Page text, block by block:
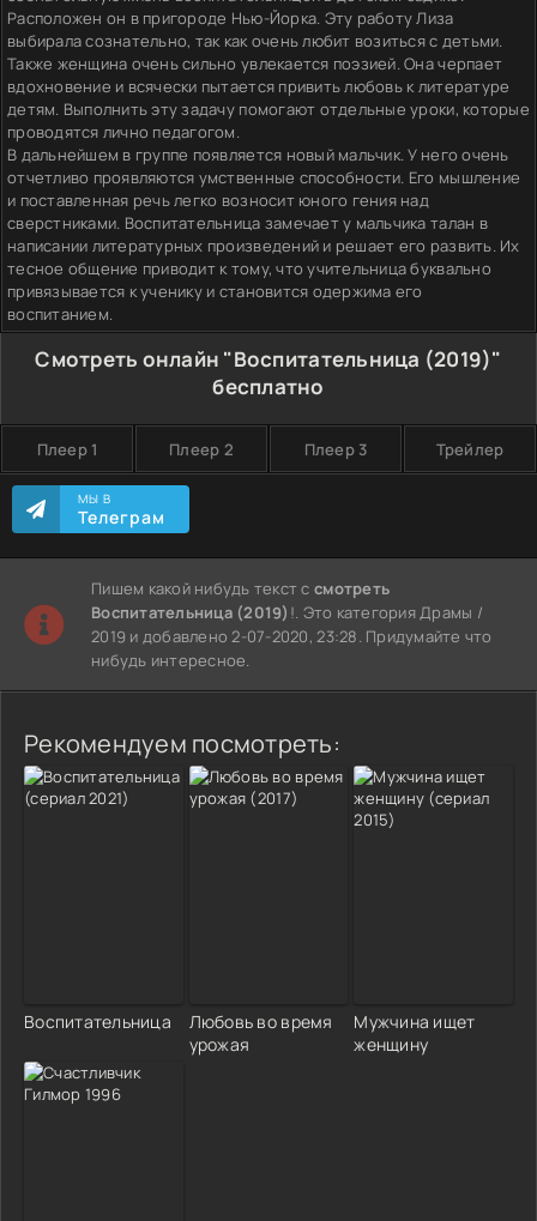
Расположен он в пригороде Нью-Йорка. Эту работу Лиза
выбирала сознательно, так как очень любит возиться с детьми.
Также женщина очень сильно увлекается поэзией. Она черпает
вдохновение и всячески пытается привить любовь к литературе
детям. Выполнить эту задачу помогают отдельные уроки, которые
проводятся лично педагогом.
В дальнейшем в группе появляется новый мальчик. У него очень
отчетливо проявляются умственные способности. Его мышление
и поставленная речь легко возносит юного гения над
сверстниками. Воспитательница замечает у мальчика талан в
написании литературных произведений и решает его развить. Их
тесное общение приводит к тому, что учительница буквально
привязывается к ученику и становится одержима его
воспитанием.
Смотреть онлайн "Воспитательница (2019)"
бесплатно
Плеер 1 Плеер 2 Плеер 3 Трейлер
МЫ В
Телеграм
Пишем какой нибудь текст ссмотреть
Воспитательница (2019) !. Это категория Драмы /
2019 и добавлено 2-07-2020, 23:28. Придумайте что
нибудь интересное.
Рекомендуем посмотреть:
Воспитательница
Любовь во время
урожая
Мужчина ищет
женщину